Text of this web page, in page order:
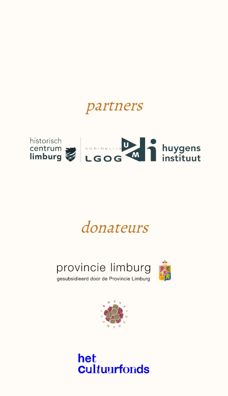
partners
donateurs